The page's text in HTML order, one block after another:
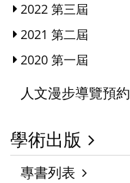
2022 第三屆
2021 第二屆
2020 第一屆
人文漫步導覽預約
學術出版
專書列表